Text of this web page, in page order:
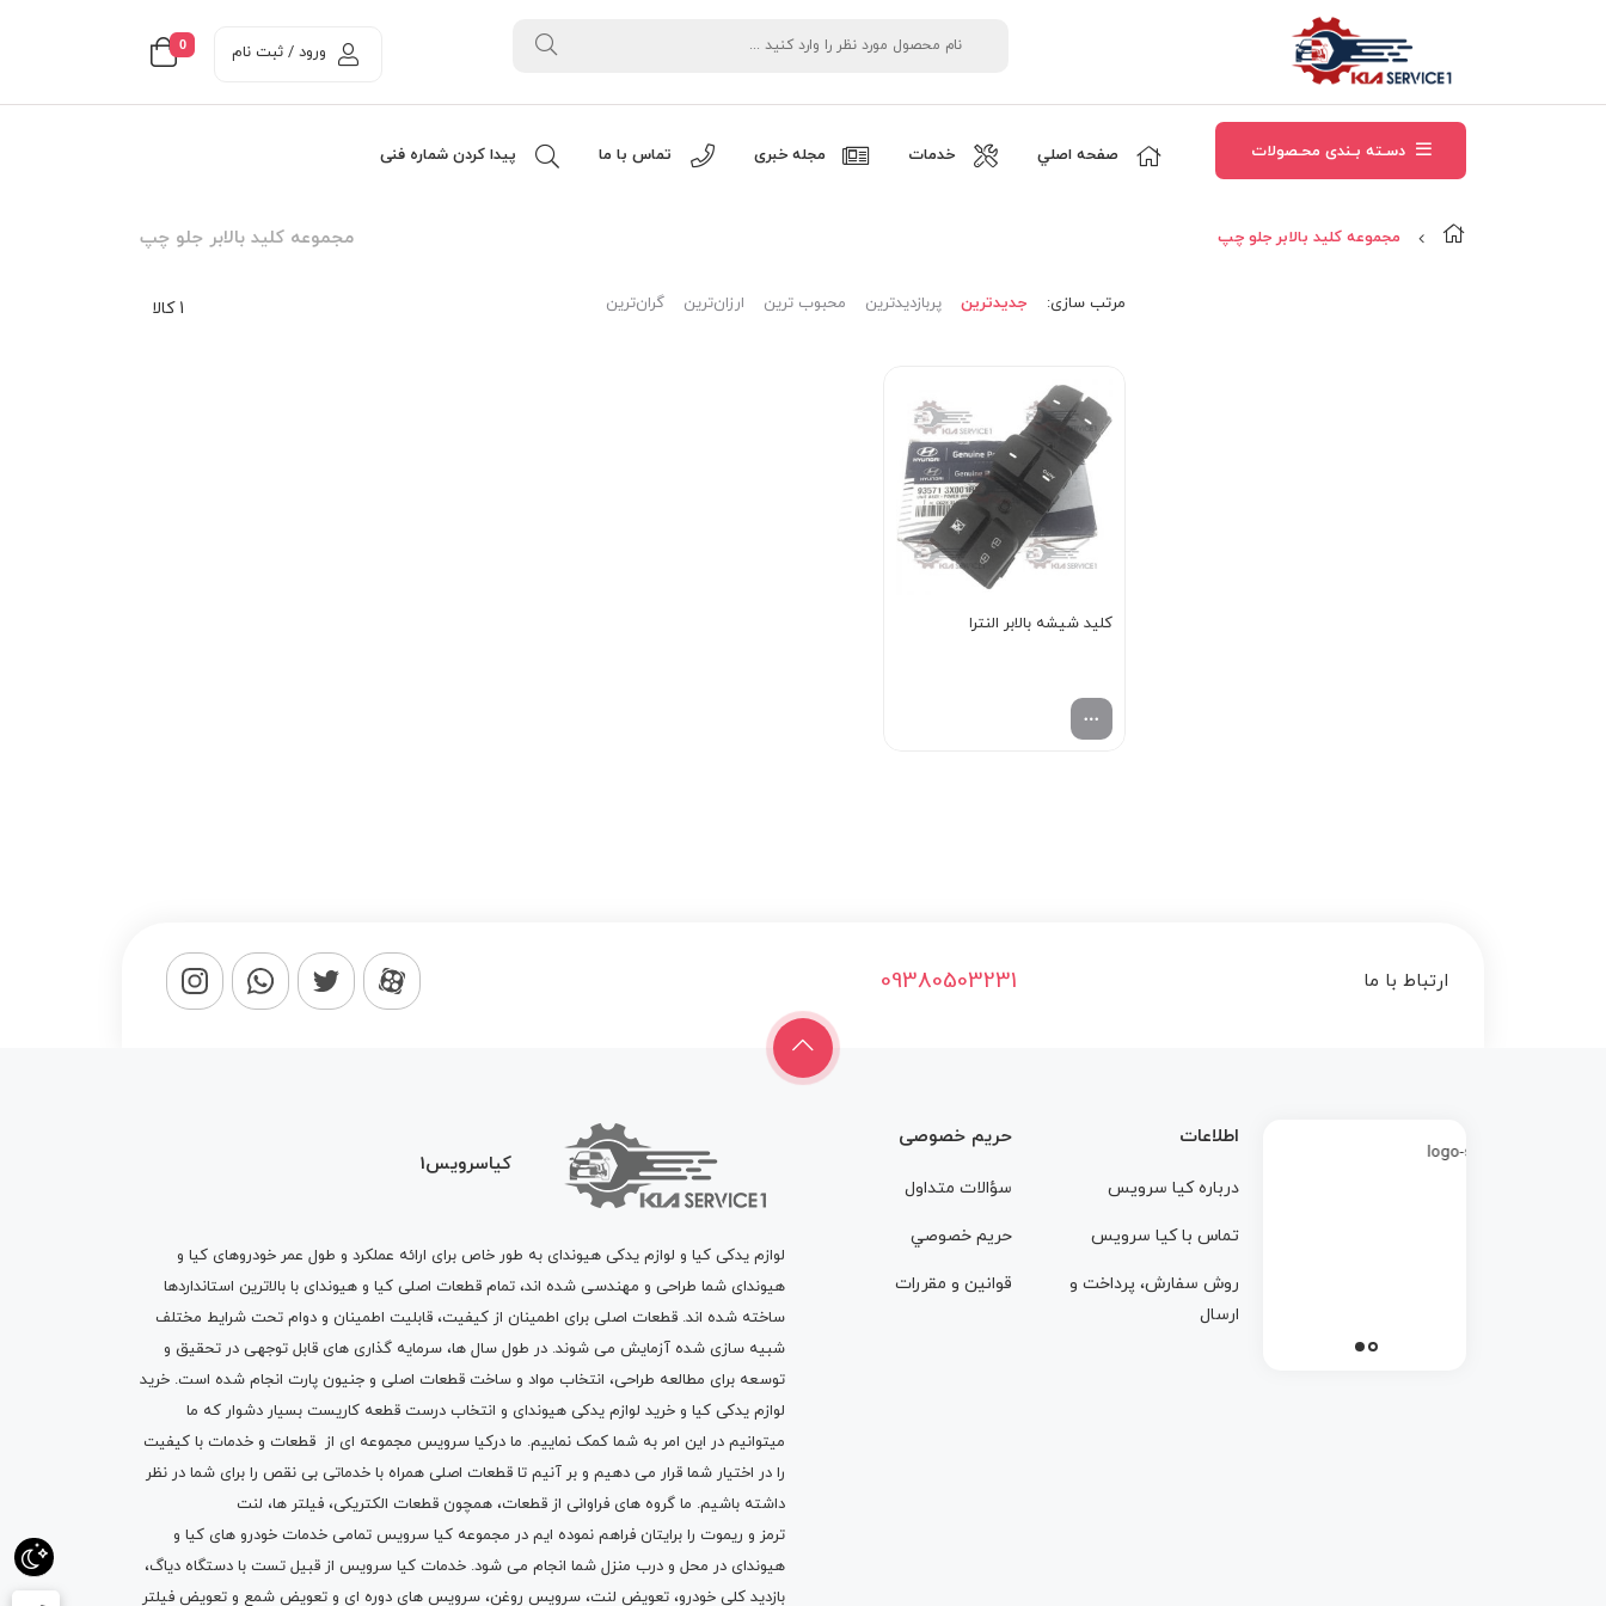
0 ورود / ثبت نام
دسـته بـندی محـصولات صفحه اصلي خدمات مجله خبری تماس با ما پیدا کردن شماره فنی
مجموعه کليد بالابر جلو چپ مجموعه کليد بالابر جلو چپ
1 کالا مرتب‌ سازی: جدیدترین پربازدیدترین محبوب ترین ارزان‌ترین گران‌ترین
کليد شيشه بالابر النترا
ارتباط با ما 09380503231
اطلاعات
درباره کيا سرويس
تماس با کيا سرويس
روش سفارش، پرداخت و
ارسال
حریم خصوصی
سؤالات متداول
حريم خصوصي
قوانين و مقررات
کیاسرویس1
لوازم یدکی کیا و لوازم یدکی هیوندای به طور خاص برای ارائه عملکرد و طول عمر خودروهای کیا و
هیوندای شما طراحی و مهندسی شده اند، تمام قطعات اصلی کیا و هیوندای با بالاترین استانداردها
ساخته شده اند. قطعات اصلی برای اطمینان از کیفیت، قابلیت اطمینان و دوام تحت شرایط مختلف
شبیه سازی شده آزمایش می شوند. در طول سال ها، سرمایه گذاری های قابل توجهی در تحقیق و
توسعه برای مطالعه طراحی، انتخاب مواد و ساخت قطعات اصلی و جنیون پارت انجام شده است. خرید
لوازم یدکی کیا و خرید لوازم یدکی هیوندای و انتخاب درست قطعه کاریست بسیار دشوار که ما
میتوانیم در این امر به شما کمک نماییم. ما درکیا سرویس مجموعه ای از قطعات و خدمات با کیفیت
را در اختیار شما قرار می دهیم و بر آنیم تا قطعات اصلی همراه با خدماتی بی نقص را برای شما در نظر
داشته باشیم. ما گروه های فراوانی از قطعات، همچون قطعات الکتریکی، فیلتر ها، لنت
ترمز و ریموت را برایتان فراهم نموده ایم در مجموعه کیا سرویس تمامی خدمات خودرو های کیا و
هیوندای در محل و درب منزل شما انجام می شود. خدمات کیا سرویس از قبیل تست با دستگاه دیاگ،
بازدید کلی خودرو، تعویض لنت، سرویس روغن، سرویس های دوره ای و تعویض شمع و تعویض فیلتر